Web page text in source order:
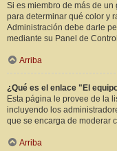
Si es miembro de más de
para determinar qué color y
Administración debe darle
mediante su Panel de
Arriba
¿Qué es el enlace "El
Esta página le provee de la
incluyendo los
que se encarga de moderar
Arriba